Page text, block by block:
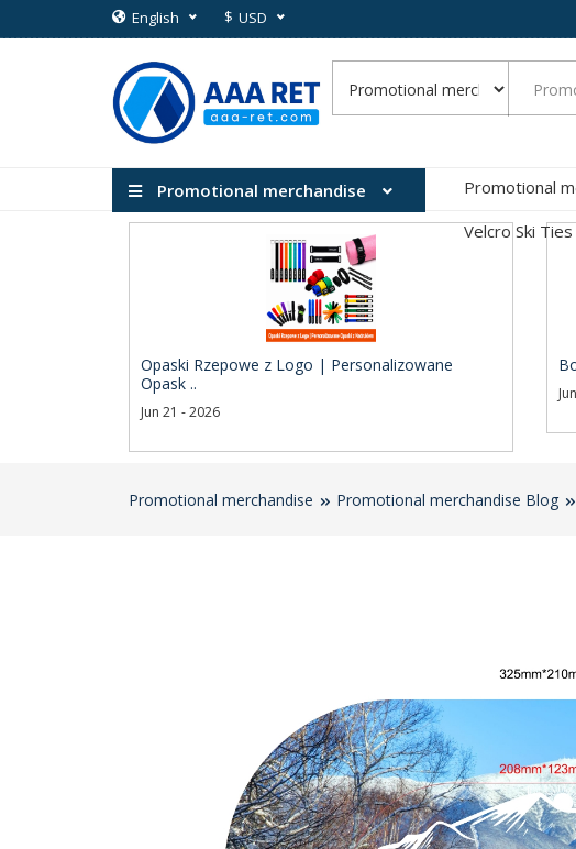
English $ USD
Promotional merchandise Promotional
Velcro Ski Ties
Opaski Rzepowe z Logo | Personalizowane
Opask ..
Jun 21 - 2026
Promotional merchandise Promotional merchandise Blog